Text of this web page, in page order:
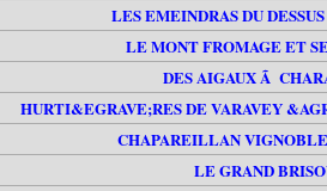
LES EMEINDRAS DU
LE MONT FROMAGE ET
DES AIGAUX Ã
HURTI&EGRAVE;RES DE VARAVEY
CHAPAREILLAN
LE GRAND